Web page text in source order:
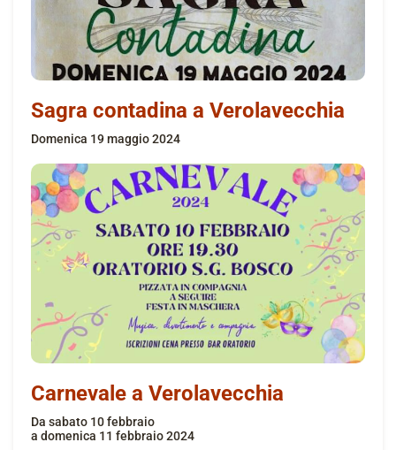
Sagra contadina a Verolavecchia
domenica 19 maggio 2024
Carnevale a Verolavecchia
da sabato 10 febbraio
a domenica 11 febbraio 2024